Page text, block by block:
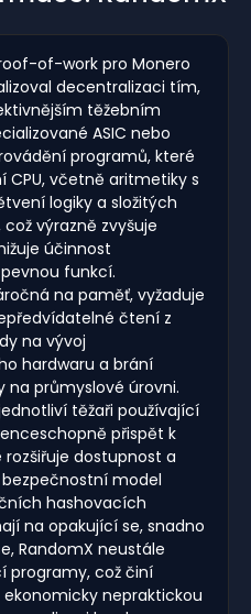
of-work pro Monero
decentralizaci tím,
těžebním
ASIC nebo
programů, které
CPU, včetně aritmetiky s
logiky a složitých
výrazně zvyšuje
účinnost
funkcí.
na paměť, vyžaduje
čtení z
na vývoj
hardwaru a brání
na průmyslové úrovni.
těžaři používající
přispět k
dostupnost a
model
hashovacích
na opakující se, snadno
RandomX neustále
programy, což činí
nepraktickou